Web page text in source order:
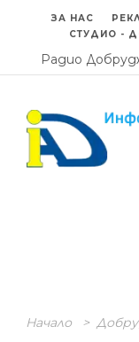
ЗА НАС
СТУДИО -
Радио
Начало >